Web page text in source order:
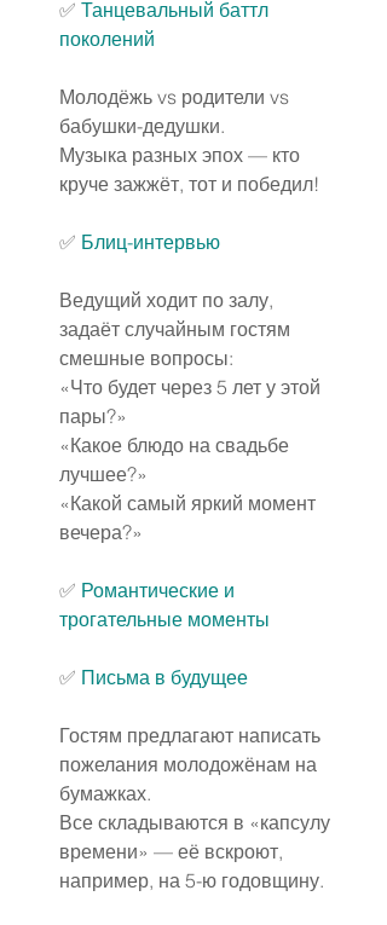
✅ Танцевальный баттл
поколений
Молодёжь vs родители vs
бабушки-дедушки.
Музыка разных эпох — кто
круче зажжёт, тот и победил!
✅ Блиц-интервью
Ведущий ходит по залу,
задаёт случайным гостям
смешные вопросы:
«Что будет через 5 лет у этой
пары?»
«Какое блюдо на свадьбе
лучшее?»
«Какой самый яркий момент
вечера?»
✅ Романтические и
трогательные моменты
✅ Письма в будущее
Гостям предлагают написать
пожелания молодожёнам на
бумажках.
Все складываются в «капсулу
времени» — её вскроют,
например, на 5-ю годовщину.